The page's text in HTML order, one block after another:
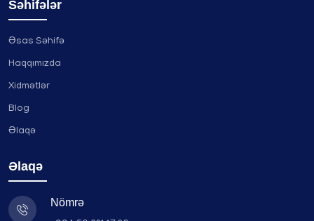
Səhifələr
Əsas Səhifə
Haqqımızda
Xidmətlər
Blog
Əlaqə
Əlaqə
Nömrə